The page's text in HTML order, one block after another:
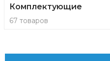
Комплектующие
67 товаров